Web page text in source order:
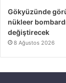
Gökyüzünde
nükleer
değiştirecek
8 Ağustos 2026